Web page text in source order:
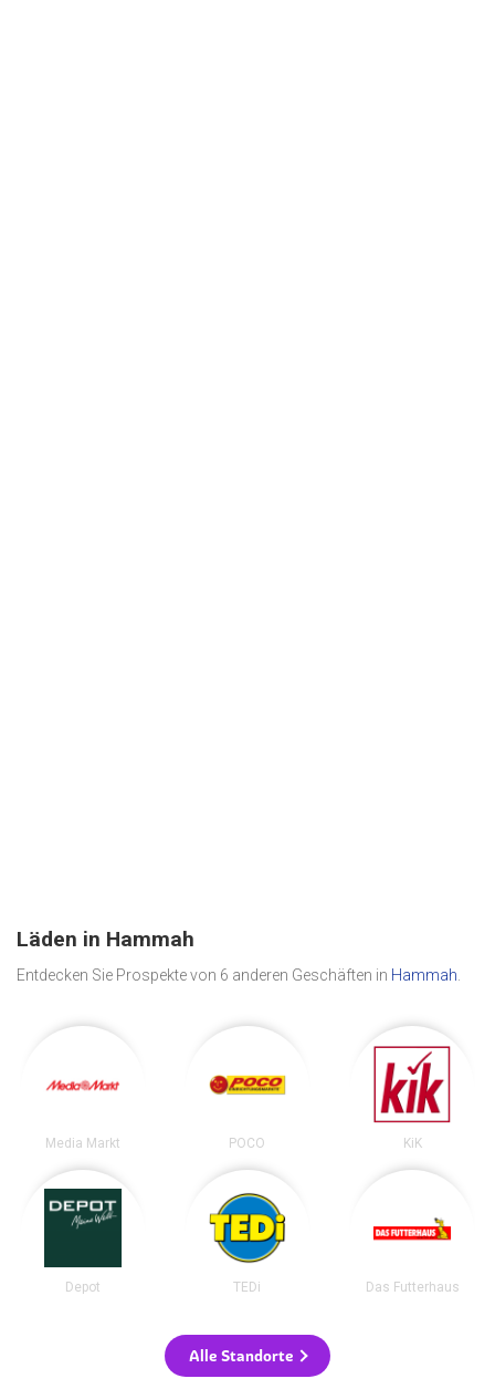
Läden in Hammah
Entdecken Sie Prospekte von 6 anderen Geschäften in Hammah.
Media Markt POCO KiK
Depot TEDi Das Futterhaus
Alle Standorte